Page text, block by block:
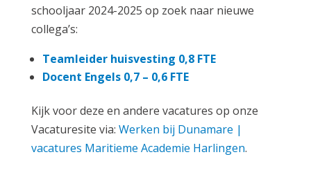
schooljaar 2024-2025 op zoek naar nieuwe
collega’s:
Teamleider huisvesting 0,8 FTE
Docent Engels 0,7 – 0,6 FTE
Kijk voor deze en andere vacatures op onze
Vacaturesite via: Werken bij Dunamare |
vacatures Maritieme Academie Harlingen.